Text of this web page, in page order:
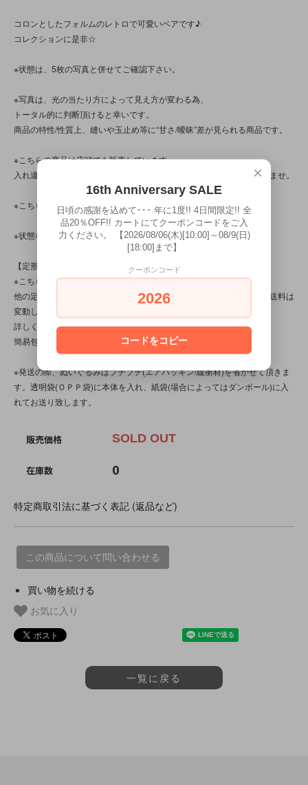
コロンとしたフォルムのレトロで可愛いベアです♪
コレクションに是非☆
※状態は、5枚の写真と併せてご確認下さい。
※写真は、光の当たり方によって見え方が変わる為、
トータル的に判断頂けると幸いです。
商品の特性/性質上、縫いや玉止め等に“甘さ/曖昧”差が見られる商品です。
※こちらの商品は店頭でも販売しています。
入れ違いで完売してしまう場合がございます。その際はご容赦下さいませ。
※こちらの商品は、中古・ヴィンテージ品です。
※状態など気になる点がある方は、お気軽にお問い合わせ下さい。
【定形外対応商品】
※こちらの商品は【サイズ規格外・(7)～100gまで】です。
他の定形外対応商品と複数購入される場合は、サイズや重量によって送料は
変動します。送料は【最終注文確認書】で確定します。
詳しくは
こちらをご覧ください。
簡易包装です。
※発送の際、ぬいぐるみはプチプチ(エアパッキン/緩衝材)を省かせて頂きま
す。透明袋(ＯＰＰ袋)に本体を入れ、紙袋(場合によってはダンボール)に入
れてお送り致します。
販売価格 SOLD OUT
在庫数 0
特定商取引法に基づく表記 (返品など)
この商品について問い合わせる
買い物を続ける
お気に入り
一覧に戻る
×
16th Anniversary SALE
日頃の感謝を込めて･･･ 年に1度!! 4日間限定!! 全
品20％OFF!! カートにてクーポンコードをご入
力ください。 【2026/08/06(木)[10:00]～08/9(日)
[18:00]まで】
クーポンコード
2026
コードをコピー